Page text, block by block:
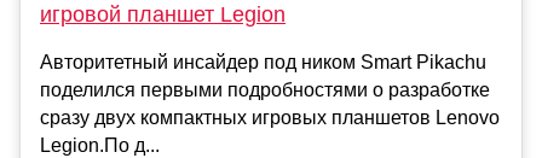
игровой планшет Legion
Авторитетный инсайдер под ником Smart Pikachu
поделился первыми подробностями о разработке
сразу двух компактных игровых планшетов Lenovo
Legion.По д...